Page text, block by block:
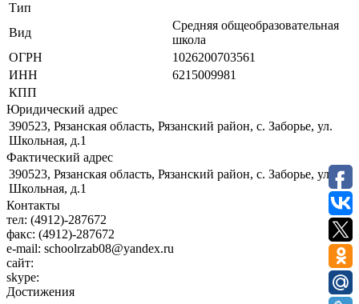
Тип
Вид
Средняя общеобразовательная
школа
ОГРН
1026200703561
ИНН
6215009981
КПП
Юридический адрес
390523, Рязанская область, Рязанский район, с. Заборье, ул.
Школьная, д.1
Фактический адрес
390523, Рязанская область, Рязанский район, с. Заборье, ул.
Школьная, д.1
Контакты
тел: (4912)-287672
факс: (4912)-287672
e-mail: schoolrzab08@yandex.ru
сайт:
skype:
Достижения